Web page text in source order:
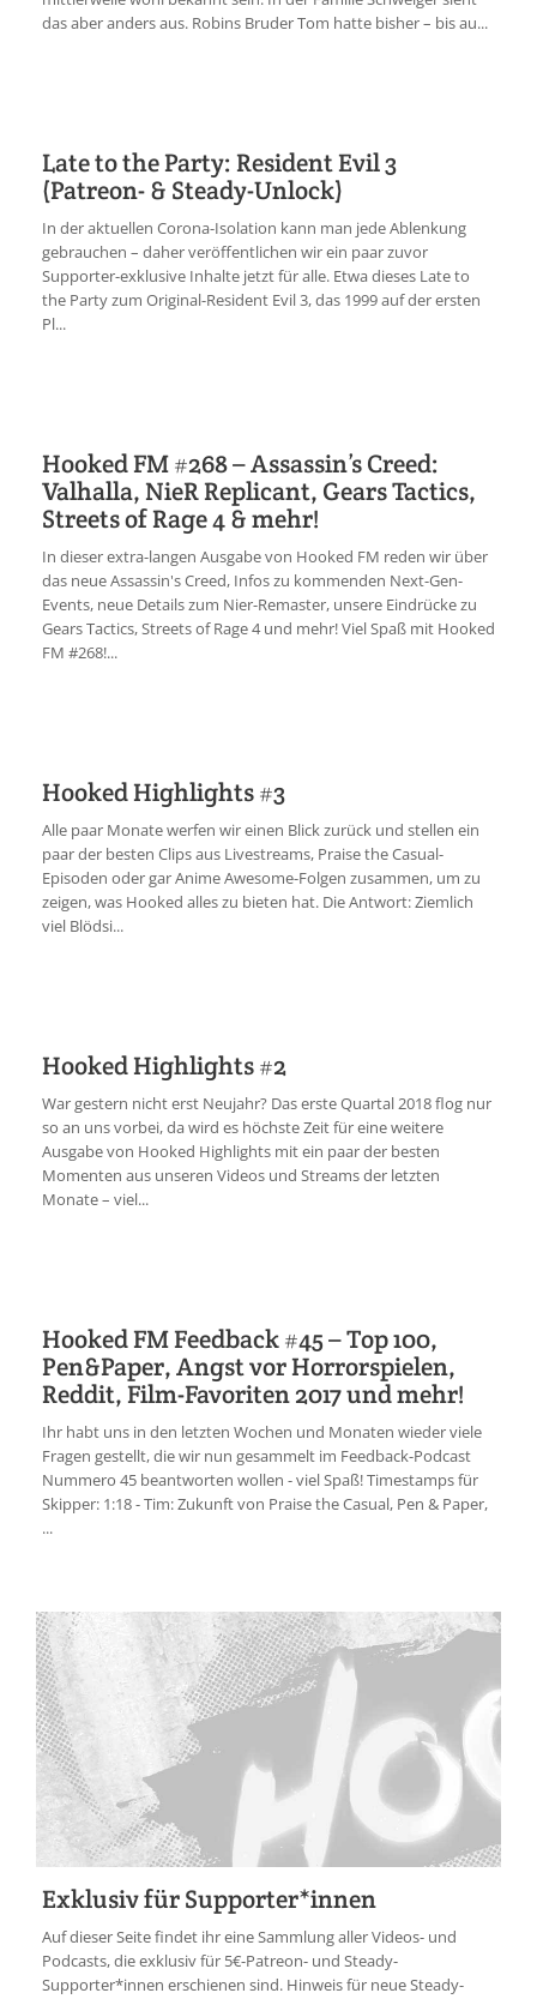
das aber anders aus. Robins Bruder Tom hatte bisher – bis au...
Late to the Party: Resident Evil 3
(Patreon- & Steady-Unlock)
In der aktuellen Corona-Isolation kann man jede Ablenkung
gebrauchen – daher veröffentlichen wir ein paar zuvor
Supporter-exklusive Inhalte jetzt für alle. Etwa dieses Late to
the Party zum Original-Resident Evil 3, das 1999 auf der ersten
Pl...
Hooked FM #268 – Assassin’s Creed:
Valhalla, NieR Replicant, Gears Tactics,
Streets of Rage 4 & mehr!
In dieser extra-langen Ausgabe von Hooked FM reden wir über
das neue Assassin's Creed, Infos zu kommenden Next-Gen-
Events, neue Details zum Nier-Remaster, unsere Eindrücke zu
Gears Tactics, Streets of Rage 4 und mehr! Viel Spaß mit Hooked
FM #268!...
Hooked Highlights #3
Alle paar Monate werfen wir einen Blick zurück und stellen ein
paar der besten Clips aus Livestreams, Praise the Casual-
Episoden oder gar Anime Awesome-Folgen zusammen, um zu
zeigen, was Hooked alles zu bieten hat. Die Antwort: Ziemlich
viel Blödsi...
Hooked Highlights #2
War gestern nicht erst Neujahr? Das erste Quartal 2018 flog nur
so an uns vorbei, da wird es höchste Zeit für eine weitere
Ausgabe von Hooked Highlights mit ein paar der besten
Momenten aus unseren Videos und Streams der letzten
Monate – viel...
Hooked FM Feedback #45 – Top 100,
Pen&Paper, Angst vor Horrorspielen,
Reddit, Film-Favoriten 2017 und mehr!
Ihr habt uns in den letzten Wochen und Monaten wieder viele
Fragen gestellt, die wir nun gesammelt im Feedback-Podcast
Nummero 45 beantworten wollen - viel Spaß! Timestamps für
Skipper: 1:18 - Tim: Zukunft von Praise the Casual, Pen & Paper,
...
Exklusiv für Supporter*innen
Auf dieser Seite findet ihr eine Sammlung aller Videos- und
Podcasts, die exklusiv für 5€-Patreon- und Steady-
Supporter*innen erschienen sind. Hinweis für neue Steady-